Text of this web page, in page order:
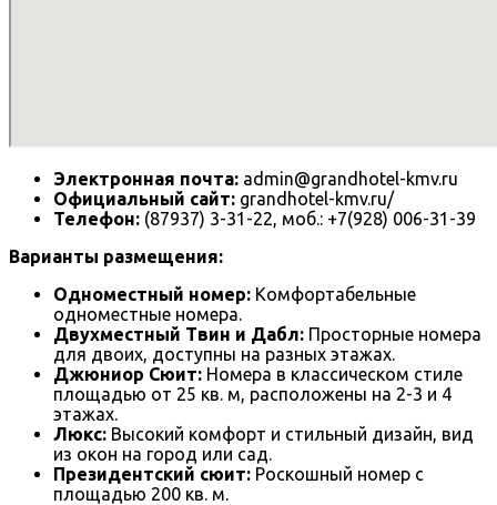
Электронная почта: admin@grandhotel-kmv.ru
Официальный сайт: grandhotel-kmv.ru/
Телефон: (87937) 3-31-22, моб.: +7(928) 006-31-39
Варианты размещения:
Одноместный номер: Комфортабельные
одноместные номера.
Двухместный Твин и Дабл: Просторные номера
для двоих, доступны на разных этажах.
Джюниор Сюит: Номера в классическом стиле
площадью от 25 кв. м, расположены на 2-3 и 4
этажах.
Люкс: Высокий комфорт и стильный дизайн, вид
из окон на город или сад.
Президентский сюит: Роскошный номер с
площадью 200 кв. м.